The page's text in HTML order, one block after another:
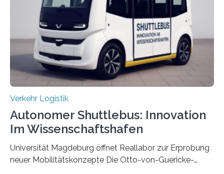
Materialflusssimulationen, ob die dezentrale Steuerung
effizienter ist als die zentrale Steuerung. Dafür sucht
das IPH noch Unternehmen, die Interesse daran haben,
am realen Beispiel ihrer Fabrik…
Verkehr Logistik
Autonomer Shuttlebus: Innovation
Im Wissenschaftshafen
Universität Magdeburg öffnet Reallabor zur Erprobung
neuer Mobilitätskonzepte Die Otto-von-Guericke-